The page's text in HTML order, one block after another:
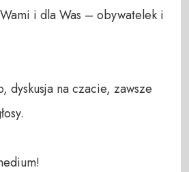
i dla Was – obywatelek i
dyskusja na czacie, zawsze